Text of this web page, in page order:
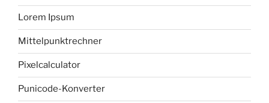
Lorem Ipsum
Mittelpunktrechner
Pixelcalculator
Punicode-Konverter